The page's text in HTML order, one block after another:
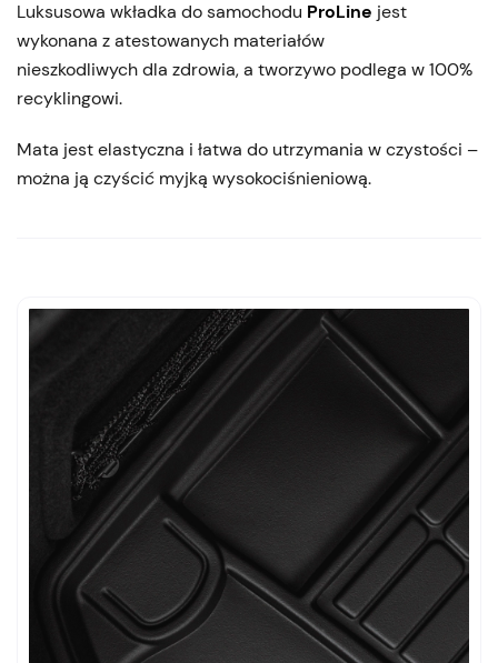
Luksusowa wkładka do samochodu ProLine jest
wykonana z atestowanych materiałów
nieszkodliwych dla zdrowia, a tworzywo podlega w 100%
recyklingowi.
Mata jest elastyczna i łatwa do utrzymania w czystości –
można ją czyścić myjką wysokociśnieniową.